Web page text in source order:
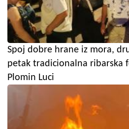
Spoj dobre hrane iz mora,
petak tradicionalna ribarska
Plomin Luci